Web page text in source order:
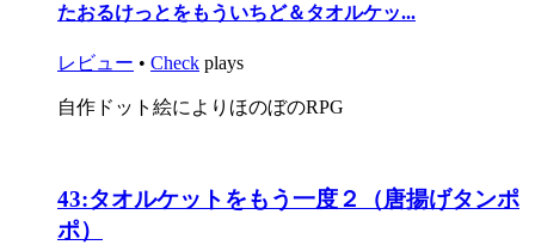
たおるけっとをもういちど＆タオルケッ...
レビュー • Check plays
自作ドット絵によりほのぼのRPG
43:タオルケットをもう一度２（唐揚げタンポ
ポ）